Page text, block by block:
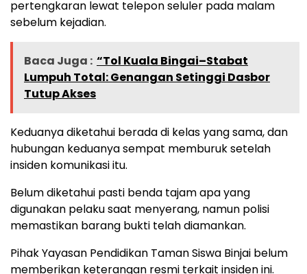
pertengkaran lewat telepon seluler pada malam
sebelum kejadian.
Baca Juga : “Tol Kuala Bingai–Stabat
Lumpuh Total: Genangan Setinggi Dasbor
Tutup Akses
Keduanya diketahui berada di kelas yang sama, dan
hubungan keduanya sempat memburuk setelah
insiden komunikasi itu.
Belum diketahui pasti benda tajam apa yang
digunakan pelaku saat menyerang, namun polisi
memastikan barang bukti telah diamankan.
Pihak Yayasan Pendidikan Taman Siswa Binjai belum
memberikan keterangan resmi terkait insiden ini.